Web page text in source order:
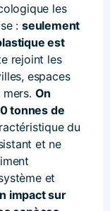
les
: seulement
est
rejoint les
espaces
On
tonnes de
du
et ne
et
impact sur